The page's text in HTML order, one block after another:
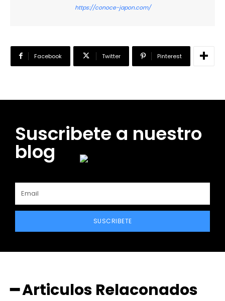
https://conoce-japon.com/
Facebook Twitter Pinterest
Suscribete a nuestro
blog
SUSCRIBETE
━ Articulos Relaconados